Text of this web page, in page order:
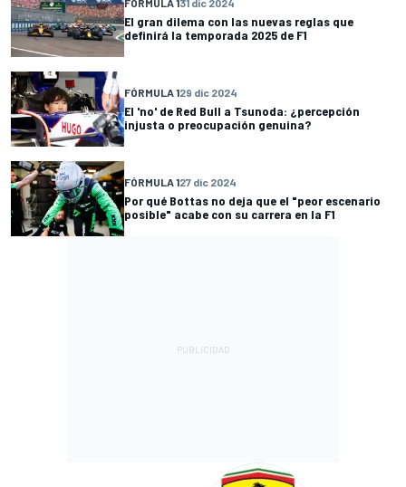
FÓRMULA 1 31 dic 2024
El gran dilema con las nuevas reglas que
definirá la temporada 2025 de F1
FÓRMULA 129 dic 2024
El 'no' de Red Bull a Tsunoda: ¿percepción
injusta o preocupación genuina?
FÓRMULA 127 dic 2024
Por qué Bottas no deja que el "peor escenario
posible" acabe con su carrera en la F1